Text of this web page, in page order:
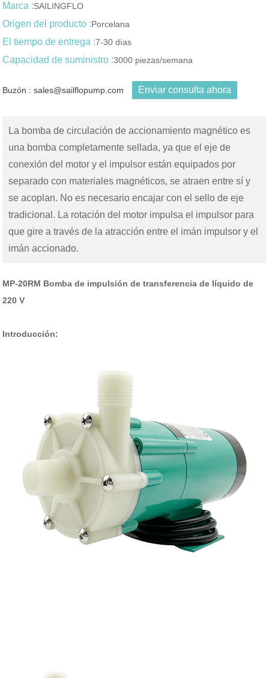
Marca :SAILINGFLO
Origen del producto :Porcelana
El tiempo de entrega :7-30 días
Capacidad de suministro :3000 piezas/semana
Buzón : sales@sailflopump.com Enviar consulta ahora
La bomba de circulación de accionamiento magnético es
una bomba completamente sellada, ya que el eje de
conexión del motor y el impulsor están equipados por
separado con materiales magnéticos, se atraen entre sí y
se acoplan. No es necesario encajar con el sello de eje
tradicional. La rotación del motor impulsa el impulsor para
que gire a través de la atracción entre el imán impulsor y el
imán accionado.
MP-20RM Bomba de impulsión de transferencia de líquido de
220 V
Introducción: